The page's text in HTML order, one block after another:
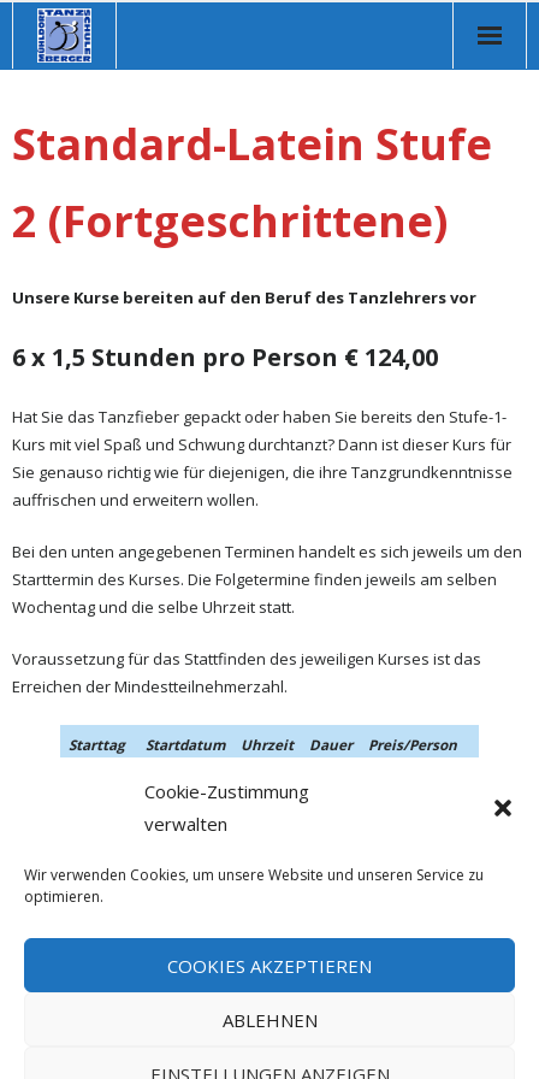
Cookie-Zustimmung
verwalten
Wir verwenden Cookies, um unsere Website und unseren Service zu
optimieren.
COOKIES AKZEPTIEREN
ABLEHNEN
EINSTELLUNGEN ANZEIGEN
Über uns
Tanzkurse
Musikvorschläge
Veranstaltungen
Store
Kontakt
Standard-Latein Stufe
2 (Fortgeschrittene)
Unsere Kurse bereiten auf den Beruf des Tanzlehrers vor
6 x 1,5 Stunden pro Person € 124,00
Hat Sie das Tanzfieber gepackt oder haben Sie bereits den Stufe-1-
Kurs mit viel Spaß und Schwung durchtanzt? Dann ist dieser Kurs für
Sie genauso richtig wie für diejenigen, die ihre Tanzgrundkenntnisse
auffrischen und erweitern wollen.
Bei den unten angegebenen Terminen handelt es sich jeweils um den
Starttermin des Kurses. Die Folgetermine finden jeweils am selben
Wochentag und die selbe Uhrzeit statt.
Voraussetzung für das Stattfinden des jeweiligen Kurses ist das
Erreichen der Mindestteilnehmerzahl.
Starttag Startdatum Uhrzeit Dauer
Preis/Person
16.09.2026
19:00
© 2020 Tanzschule Berger UG | Adolf-Kolping-Str. 15 | 84453 Mühldorf